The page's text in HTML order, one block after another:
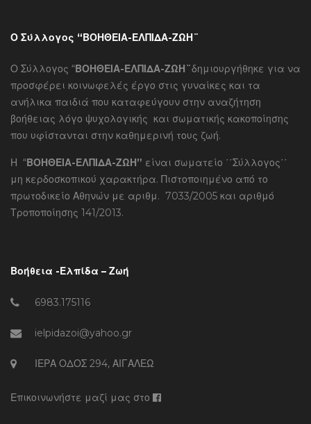
Ο Σύλλογος “ΒΟΗΘΕΙΑ-ΕΛΠΙΔΑ-ΖΩΗ¨
Ο Σύλλογος “ΒΟΗΘΕΙΑ-ΕΛΠΙΔΑ-ΖΩΗ¨δημιουργήθηκε για να
προσφέρει κοινωφελές έργο στις γυναίκες και τα
ανήλικα παιδιά που καταφεύγουν στην αναζήτηση
βοήθειας λόγο ψυχολογικής και σωματικής κακοποίησης
που υφίστανται στην καθημερινή τους ζωή.
Η “ΒΟΗΘΕΙΑ-ΕΛΠΙΔΑ-ΖΩΗ” είναι σωματείο ΄΄Σύλλογος΄΄
μη κερδοσκοπικού χαρακτήρα. Πιστοποιημένο από το
πρωτοδικείο Αθηνών με αριθμ. 7033/2005 και αριθμό
Τροποποίησης 141/2013.
Βοήθεια -Ελπίδα – Ζωή
6983.175116
ielpidazoi@yahoo.gr
ΙΕΡΑ ΟΔΟΣ 294, ΑΙΓΑΛΕΩ
Επικοινωνήστε μαζί μας στο